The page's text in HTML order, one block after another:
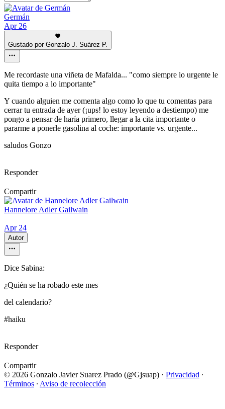
Germán
Apr 26
Gustado por Gonzalo J. Suárez P.
Me recordaste una viñeta de Mafalda... "como siempre lo urgente le
quita tiempo a lo importante"
Y cuando alguien me comenta algo como lo que tu comentas para
cerrar tu entrada de ayer (¡ups! lo estoy leyendo a destiempo) me
pongo a pensar de haría primero, llegar a la cita importante o
pararme a ponerle gasolina al coche: importante vs. urgente...
saludos Gonzo
Responder
Compartir
Hannelore Adler Gailwain
Apr 24
Autor
Dice Sabina:
¿Quién se ha robado este mes
del calendario?
#haiku
Responder
Compartir
© 2026 Gonzalo Javier Suarez Prado (@Gjsuap) · Privacidad ∙
Términos ∙ Aviso de recolección